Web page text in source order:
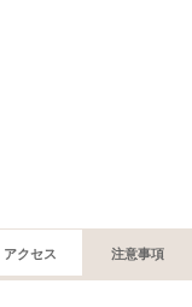
アクセス 注意事項